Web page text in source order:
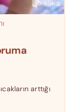
arttığı